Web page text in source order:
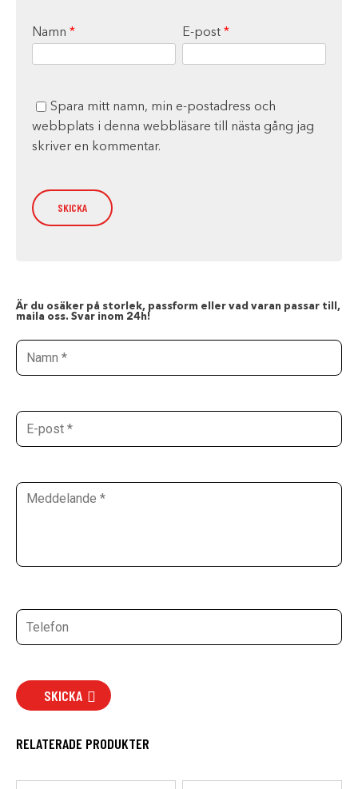
Namn * E-post *
Spara mitt namn, min e-postadress och
webbplats i denna webbläsare till nästa gång jag
skriver en kommentar.
Är du osäker på storlek, passform eller vad varan passar till,
maila oss. Svar inom 24h!
SKICKA
RELATERADE PRODUKTER